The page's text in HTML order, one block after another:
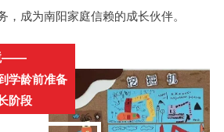
，成为南阳家庭信赖的成长伙伴。
——
学龄前准备
阶段